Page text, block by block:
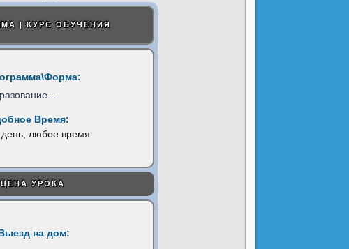
| КУРС ОБУЧЕНИЯ
...
Время:
любое время
ЦЕНА УРОКА
на дом: